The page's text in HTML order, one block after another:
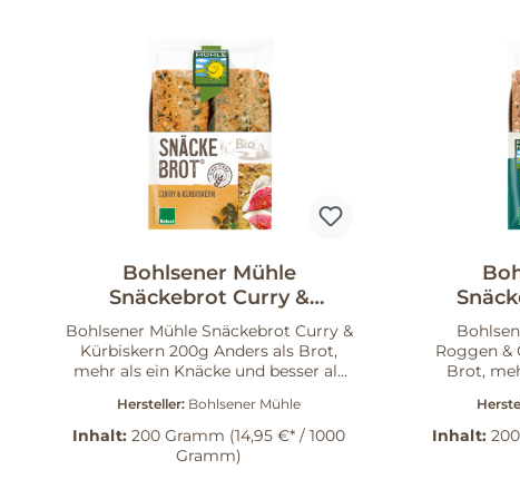
Snäckebrot Laugen & Brezelsalz eine
stimmige Wahl. Probieren Sie es aus
und bringen Sie knackigen Genuss
auf Ihren Tisch.
Bohlsener Mühle
Snäckebrot Curry &
Kürbiskern 200 g
Bohlsener Mühle Snäckebrot Curry &
Kürbiskern 200g Anders als Brot,
mehr als ein Knäcke und besser als
Bohlsener Mühle verbindet süß-
würzige Curry-Noten mit herzhaften
Kürbiskernen. Es eignet sich zum
Hersteller: Bohlsener Mühle
Inhalt: 200 Gramm (14,95 €* / 1000
Gramm)
Roggen &
Brot,
nussigen
baut
Inhalt: